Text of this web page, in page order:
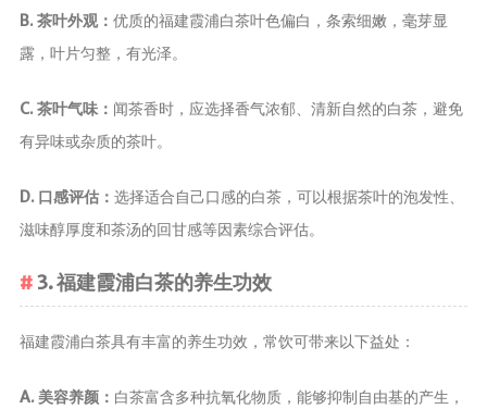
B. 茶叶外观： 优质的福建霞浦白茶叶色偏白，条索细嫩，毫芽显
露，叶片匀整，有光泽。
C. 茶叶气味： 闻茶香时，应选择香气浓郁、清新自然的白茶，避免
有异味或杂质的茶叶。
D. 口感评估： 选择适合自己口感的白茶，可以根据茶叶的泡发性、
滋味醇厚度和茶汤的回甘感等因素综合评估。
3. 福建霞浦白茶的养生功效
福建霞浦白茶具有丰富的养生功效，常饮可带来以下益处：
A. 美容养颜： 白茶富含多种抗氧化物质，能够抑制自由基的产生，
茶叶行业动
态
健康养生
中药养生
养生药汤包